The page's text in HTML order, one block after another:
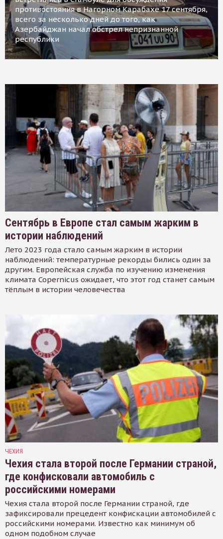
противостояния в Нагорном Карабахе 17 сентября,
всего за несколько дней до того, как
Азербайджан начал обстрел непризнанной
республики
Сентябрь в Европе стал самым жарким в
истории наблюдений
Лето 2023 года стало самым жарким в истории
наблюдений: температурные рекорды бились один за
другим. Европейская служба по изучению изменения
климата Copernicus ожидает, что этот год станет самым
тёплым в истории человечества
ЧЕХИЯ
Чехия стала второй после Германии страной,
где конфисковали автомобиль с
российскими номерами
Чехия стала второй после Германии страной, где
зафиксировали прецедент конфискации автомобилей с
российскими номерами. Известно как минимум об
одном подобном случае